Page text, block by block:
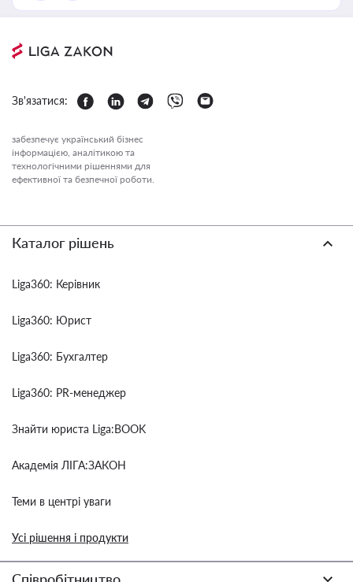
Зв'язатися:
забезпечує український бізнес
інформацією, аналітикою та
технологічними рішеннями для
ефективної та безпечної роботи.
Каталог рішень
Liga360: Керівник
Liga360: Юрист
Liga360: Бухгалтер
Liga360: PR-менеджер
Знайти юриста Liga:BOOK
Академія ЛІГА:ЗАКОН
Теми в центрі уваги
Усі рішення і продукти